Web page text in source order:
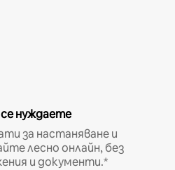
нуждаете
за настаняване и
лесно онлайн, без
и документи.*